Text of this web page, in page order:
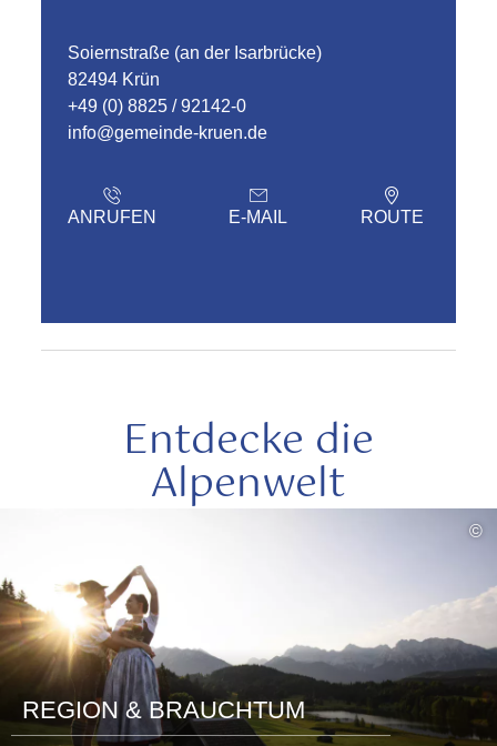
Soiernstraße (an der Isarbrücke)
82494 Krün
+49 (0) 8825 / 92142-0
info@gemeinde-kruen.de
ANRUFEN E-MAIL ROUTE
Entdecke die
Alpenwelt
©
REGION & BRAUCHTUM